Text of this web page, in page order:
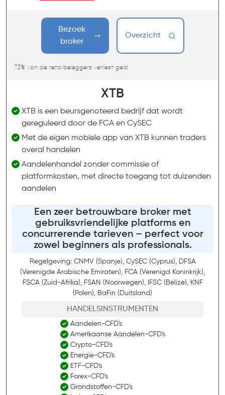
Bezoek
broker
Overzicht
73% van de retailbeleggers verliest geld
XTB
XTB is een beursgenoteerd bedrijf dat wordt
gereguleerd door de FCA en CySEC
Met de eigen mobiele app van XTB kunnen traders
overal handelen
Aandelenhandel zonder commissie of
platformkosten, met directe toegang tot duizenden
aandelen
Een zeer betrouwbare broker met
gebruiksvriendelijke platforms en
concurrerende tarieven – perfect voor
zowel beginners als professionals.
Regelgeving: CNMV (Spanje), CySEC (Cyprus), DFSA
(Verenigde Arabische Emiraten), FCA (Verenigd Koninkrijk),
FSCA (Zuid-Afrika), FSAN (Noorwegen), IFSC (Belize), KNF
(Polen), BaFin (Duitsland)
HANDELSINSTRUMENTEN
Aandelen-CFD's
Amerikaanse Aandelen-CFD's
Crypto-CFD's
Energie-CFD's
ETF-CFD's
Forex-CFD's
Grondstoffen-CFD's